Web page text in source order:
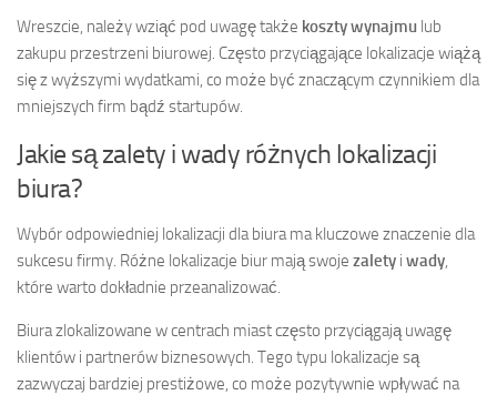
Wreszcie, należy wziąć pod uwagę także koszty wynajmu lub
zakupu przestrzeni biurowej. Często przyciągające lokalizacje wiążą
się z wyższymi wydatkami, co może być znaczącym czynnikiem dla
mniejszych firm bądź startupów.
Jakie są zalety i wady różnych lokalizacji
biura?
Wybór odpowiedniej lokalizacji dla biura ma kluczowe znaczenie dla
sukcesu firmy. Różne lokalizacje biur mają swoje zalety i wady
które warto dokładnie przeanalizować.
Biura zlokalizowane w centrach miast często przyciągają uwagę
klientów i partnerów biznesowych. Tego typu lokalizacje są
zazwyczaj bardziej prestiżowe, co może pozytywnie wpływać na